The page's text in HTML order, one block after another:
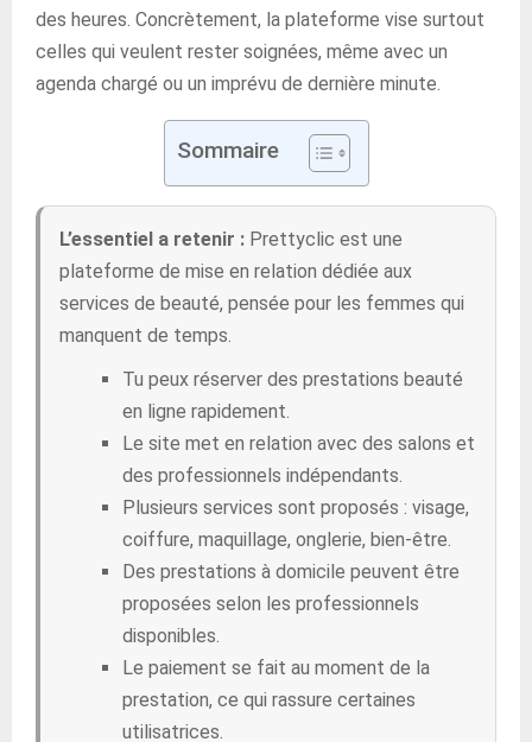
des heures. Concrètement, la plateforme vise surtout
celles qui veulent rester soignées, même avec un
agenda chargé ou un imprévu de dernière minute.
Sommaire
L’essentiel a retenir : Prettyclic est une
plateforme de mise en relation dédiée aux
services de beauté, pensée pour les femmes qui
manquent de temps.
Tu peux réserver des prestations beauté
en ligne rapidement.
Le site met en relation avec des salons et
des professionnels indépendants.
Plusieurs services sont proposés : visage,
coiffure, maquillage, onglerie, bien-être.
Des prestations à domicile peuvent être
proposées selon les professionnels
disponibles.
Le paiement se fait au moment de la
prestation, ce qui rassure certaines
utilisatrices.